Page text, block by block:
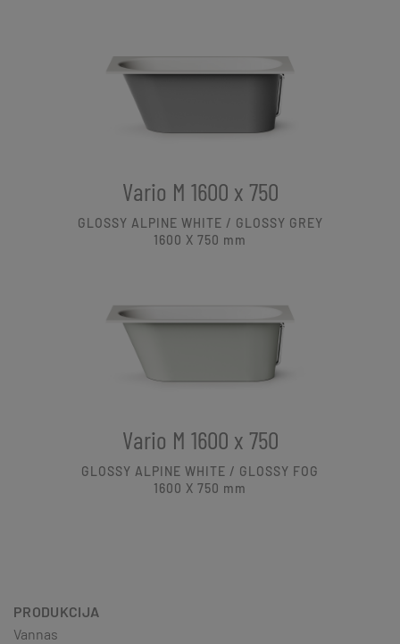
Vario M 1600 x 750
GLOSSY ALPINE WHITE / GLOSSY GREY
1600 X 750 mm
Vario M 1600 x 750
GLOSSY ALPINE WHITE / GLOSSY FOG
1600 X 750 mm
PRODUKCIJA
Vannas